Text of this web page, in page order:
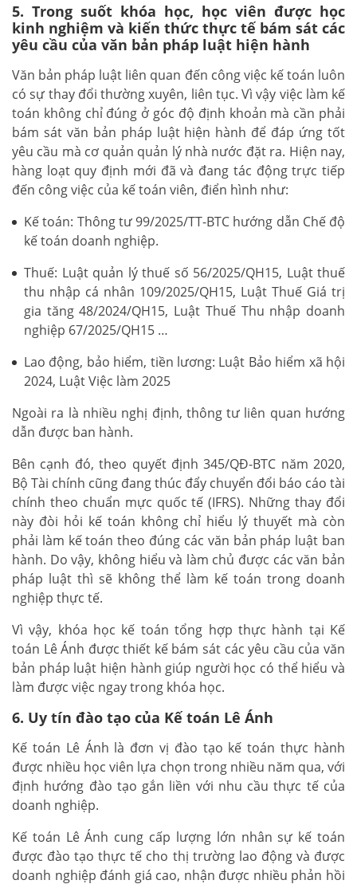
5. Trong suốt khóa học, học viên được học
kinh nghiệm và kiến thức thực tế bám sát các
yêu cầu của văn bản pháp luật hiện hành
Văn bản pháp luật liên quan đến công việc kế toán luôn
có sự thay đổi thường xuyên, liên tục. Vì vậy việc làm kế
toán không chỉ đúng ở góc độ định khoản mà cần phải
bám sát văn bản pháp luật hiện hành để đáp ứng tốt
yêu cầu mà cơ quản quản lý nhà nước đặt ra. Hiện nay,
hàng loạt quy định mới đã và đang tác động trực tiếp
đến công việc của kế toán viên, điển hình như:
Kế toán: Thông tư 99/2025/TT-BTC hướng dẫn Chế độ
kế toán doanh nghiệp.
Thuế: Luật quản lý thuế số 56/2025/QH15, Luật thuế
thu nhập cá nhân 109/2025/QH15, Luật Thuế Giá trị
gia tăng 48/2024/QH15, Luật Thuế Thu nhập doanh
nghiệp 67/2025/QH15 …
Lao động, bảo hiểm, tiền lương: Luật Bảo hiểm xã hội
2024, Luật Việc làm 2025
Ngoài ra là nhiều nghị định, thông tư liên quan hướng
dẫn được ban hành.
Bên cạnh đó, theo quyết định 345/QĐ-BTC năm 2020,
Bộ Tài chính cũng đang thúc đẩy chuyển đổi báo cáo tài
chính theo chuẩn mực quốc tế (IFRS). Những thay đổi
này đòi hỏi kế toán không chỉ hiểu lý thuyết mà còn
phải làm kế toán theo đúng các văn bản pháp luật ban
hành. Do vậy, không hiểu và làm chủ được các văn bản
pháp luật thì sẽ không thể làm kế toán trong doanh
nghiệp thực tế.
Vì vậy, khóa học kế toán tổng hợp thực hành tại Kế
toán Lê Ánh được thiết kế bám sát các yêu cầu của văn
bản pháp luật hiện hành giúp người học có thể hiểu và
làm được việc ngay trong khóa học.
6. Uy tín đào tạo của Kế toán Lê Ánh
Kế toán Lê Ánh là đơn vị đào tạo kế toán thực hành
được nhiều học viên lựa chọn trong nhiều năm qua, với
định hướng đào tạo gắn liền với nhu cầu thực tế của
doanh nghiệp.
Kế toán Lê Ánh cung cấp lượng lớn nhân sự kế toán
được đào tạo thực tế cho thị trường lao động và được
doanh nghiệp đánh giá cao, nhận được nhiều phản hồi